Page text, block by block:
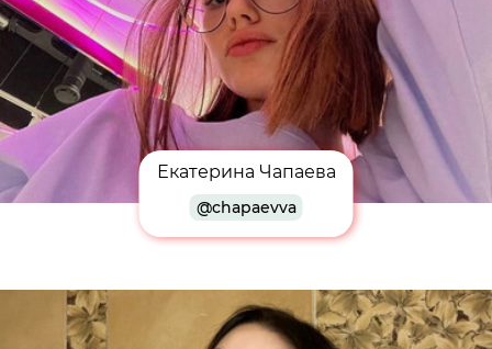
Екатерина Чапаева
@chapaevva